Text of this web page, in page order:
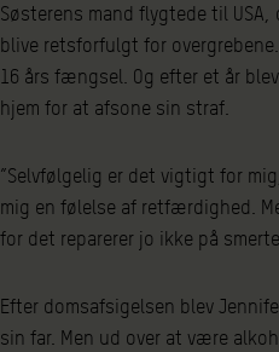
Søsterens mand flygtede til
blive retsforfulgt for
16 års fængsel. Og efter et år
hjem for at afsone sin straf.
”Selvfølgelig er det vigtigt for
mig en følelse af retfærdighed.
for det reparerer jo ikke på
Efter domsafsigelsen blev
sin far. Men ud over at være